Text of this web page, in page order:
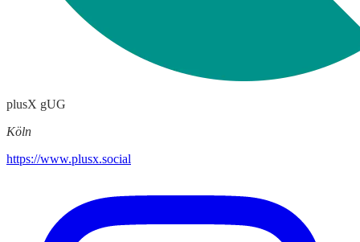
plusX gUG
Köln
https://www.plusx.social